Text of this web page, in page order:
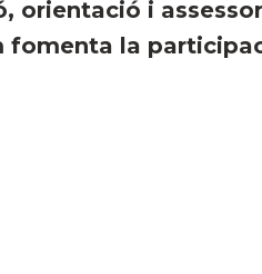
orientació i
la